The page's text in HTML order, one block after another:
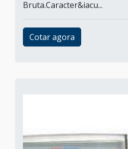
Bruta.Caracter&iacu...
Cotar agora